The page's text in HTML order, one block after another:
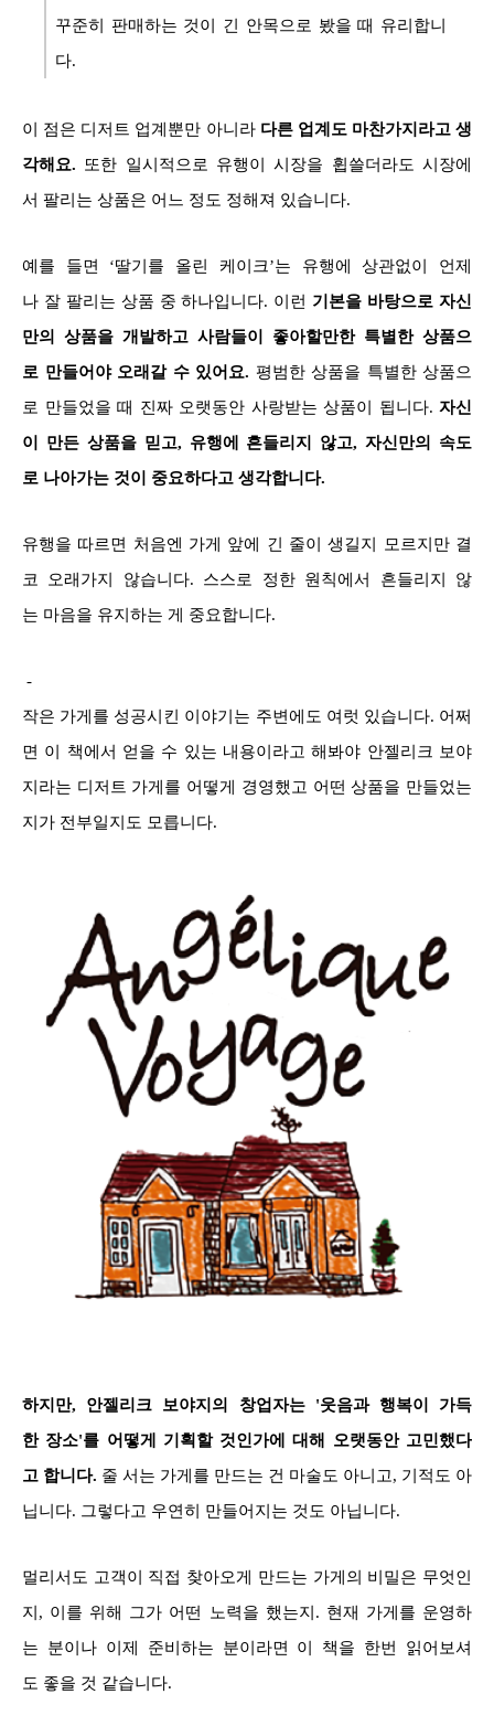
꾸준히 판매하는 것이 긴 안목으로 봤을 때 유리합니
다.
이 점은 디저트 업계뿐만 아니라 다른 업계도 마찬가지라고 생
각해요. 또한 일시적으로 유행이 시장을 휩쓸더라도 시장에
서 팔리는 상품은 어느 정도 정해져 있습니다.
예를 들면 ‘딸기를 올린 케이크’는 유행에 상관없이 언제
나 잘 팔리는 상품 중 하나입니다. 이런 기본을 바탕으로 자신
만의 상품을 개발하고 사람들이 좋아할만한 특별한 상품으
로 만들어야 오래갈 수 있어요. 평범한 상품을 특별한 상품으
로 만들었을 때 진짜 오랫동안 사랑받는 상품이 됩니다. 자신
이 만든 상품을 믿고, 유행에 흔들리지 않고, 자신만의 속도
로 나아가는 것이 중요하다고 생각합니다.
유행을 따르면 처음엔 가게 앞에 긴 줄이 생길지 모르지만 결
코 오래가지 않습니다. 스스로 정한 원칙에서 흔들리지 않
는 마음을 유지하는 게 중요합니다.
-
작은 가게를 성공시킨 이야기는 주변에도 여럿 있습니다. 어쩌
면 이 책에서 얻을 수 있는 내용이라고 해봐야 안젤리크 보야
지라는 디저트 가게를 어떻게 경영했고 어떤 상품을 만들었는
지가 전부일지도 모릅니다.
하지만, 안젤리크 보야지의 창업자는 '웃음과 행복이 가득
한 장소'를 어떻게 기획할 것인가에 대해 오랫동안 고민했다
고 합니다. 줄 서는 가게를 만드는 건 마술도 아니고, 기적도 아
닙니다. 그렇다고 우연히 만들어지는 것도 아닙니다.
멀리서도 고객이 직접 찾아오게 만드는 가게의 비밀은 무엇인
지, 이를 위해 그가 어떤 노력을 했는지. 현재 가게를 운영하
는 분이나 이제 준비하는 분이라면 이 책을 한번 읽어보셔
도 좋을 것 같습니다.